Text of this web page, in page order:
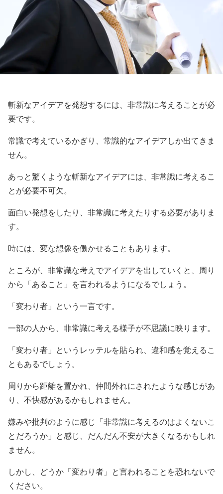
斬新なアイデアを発想するには、非常識に考えることが必
要です。
常識で考えているかぎり、常識的なアイデアしか出てきま
せん。
あっと驚くような斬新なアイデアには、非常識に考えるこ
とが必要不可欠。
面白い発想をしたり、非常識に考えたりする必要がありま
す。
時には、変な想像を働かせることもあります。
ところが、非常識な考えでアイデアを出していくと、周り
から「あること」を言われるようになるでしょう。
「変わり者」という一言です。
一部の人から、非常識に考える様子が不思議に映ります。
「変わり者」というレッテルを貼られ、違和感を覚えるこ
ともあるでしょう。
周りから距離を置かれ、仲間外れにされたような感じがあ
り、不快感があるかもしれません。
嫌みや批判のように感じ「非常識に考えるのはよくないこ
とだろうか」と感じ、だんだん不安が大きくなるかもしれ
ません。
しかし、どうか「変わり者」と言われることを恐れないで
ください。